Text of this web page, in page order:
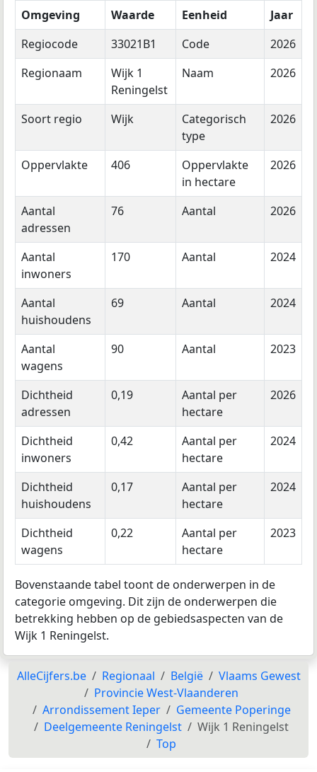
Omgeving Waarde Eenheid
Jaar
Regiocode
33021B1 Code
2026
Regionaam
Wijk 1
Reningelst
Naam 2026
Soort regio Wijk
Categorisch
type
2026
Oppervlakte 406
Oppervlakte
in hectare
2026
Aantal
adressen
76 Aantal 2026
Aantal
inwoners
170 Aantal 2024
Aantal
huishoudens
69 Aantal 2024
Aantal
wagens
90 Aantal 2023
Dichtheid
adressen
0,19
Aantal per
hectare
2026
Dichtheid
inwoners
0,42
Aantal per
hectare
2024
Dichtheid
huishoudens
0,17
Aantal per
hectare
2024
Dichtheid
wagens
0,22
Aantal per
hectare
2023
Bovenstaande tabel toont de onderwerpen in de
categorie omgeving. Dit zijn de onderwerpen die
betrekking hebben op de gebiedsaspecten van de
Wijk 1 Reningelst.
AlleCijfers.be Regionaal België
Vlaams Gewest
Provincie West-Vlaanderen
Arrondissement Ieper
Gemeente Poperinge
Deelgemeente Reningelst
Wijk 1 Reningelst
Top